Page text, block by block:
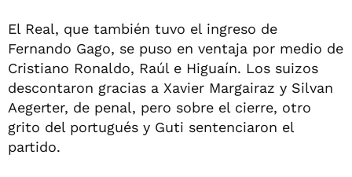
El Real, que también tuvo el ingreso de
Fernando Gago, se puso en ventaja por medio de
Cristiano Ronaldo, Raúl e Higuaín. Los suizos
descontaron gracias a Xavier Margairaz y Silvan
Aegerter, de penal, pero sobre el cierre, otro
grito del portugués y Guti sentenciaron el
partido.